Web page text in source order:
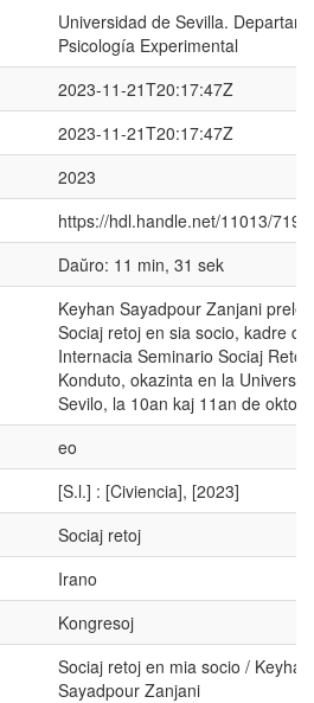
Universidad de Sevilla.
Psicología Experimental
2023-11-21T20:17:47Z
2023-11-21T20:17:47Z
2023
https://hdl.handle.net/11013/7195
Daŭro: 11 min, 31 sek
Keyhan Sayadpour Zanjani
Sociaj retoj en sia socio, kadre
Internacia Seminario Sociaj Retoj
Konduto, okazinta en la
Sevilo, la 10an kaj 11an de
eo
[S.l.] : [Civiencia], [2023]
Sociaj retoj
Irano
Kongresoj
Sociaj retoj en mia socio / Keyhan
Sayadpour Zanjani